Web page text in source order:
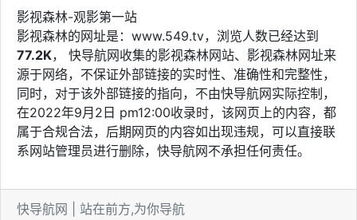
影视森林-观影第一站
影视森林的网址是：www.549.tv，浏览人数已经达到
77.2K， 快导航网收集的影视森林网站、影视森林网址来
源于网络，不保证外部链接的实时性、准确性和完整性，
同时，对于该外部链接的指向，不由快导航网实际控制，
在2022年9月2日 pm12:00收录时，该网页上的内容，都
属于合规合法，后期网页的内容如出现违规，可以直接联
系网站管理员进行删除，快导航网不承担任何责任。
快导航网 | 站在前方,为你导航